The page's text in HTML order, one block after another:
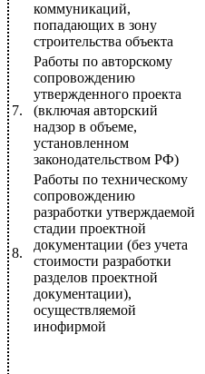
коммуникаций,
попадающих в зону
строительства объекта
7.
Работы по авторскому
сопровождению
утвержденного проекта
(включая авторский
надзор в объеме,
установленном
законодательством РФ)
8.
Работы по техническому
сопровождению
разработки утверждаемой
стадии проектной
документации (без учета
стоимости разработки
разделов проектной
документации),
осуществляемой
инофирмой